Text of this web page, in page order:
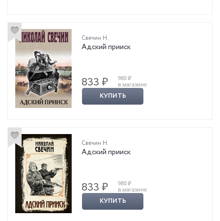
Свечин Н.
Адский прииск
833 ₽
980 ₽
в магазине
КУПИТЬ
Свечин Н.
Адский прииск
833 ₽
980 ₽
в магазине
КУПИТЬ